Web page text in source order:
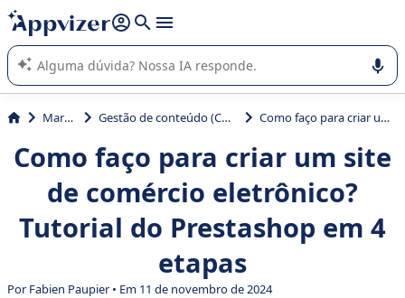
de nossa IA (várias linhas com
A IA do Appvizer o orienta no uso ou na seleção de software
SaaS para sua empresa.
Marketing Gestão de conteúdo (CMS) & criação de site Como faço para criar um site de comércio eletrônico? Tutorial do Prestashop em 4 etapas
Como faço para criar um site
de comércio eletrônico?
Tutorial do Prestashop em 4
etapas
Por Fabien Paupier • Em 11 de novembro de 2024